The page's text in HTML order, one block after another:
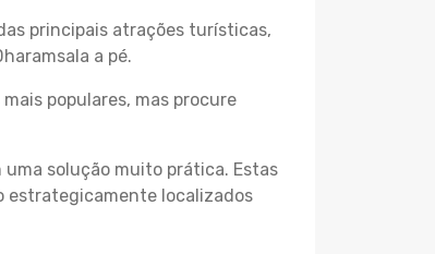
principais atrações turísticas,
a pé.
populares, mas procure
solução muito prática. Estas
estrategicamente localizados